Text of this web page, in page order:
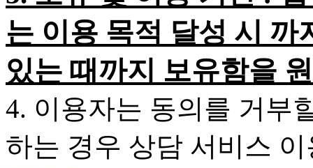
는 이용 목적 달성 시
있는 때까지 보유함을
4. 이용자는 동의를 거부
하는 경우 상담 서비스